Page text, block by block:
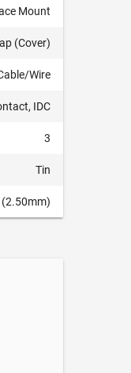
Mount
(Cover)
Wire
IDC
3
Tin